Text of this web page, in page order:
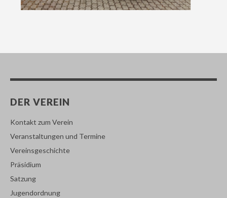
DER VEREIN
Kontakt zum Verein
Veranstaltungen und Termine
Vereinsgeschichte
Präsidium
Satzung
Jugendordnung